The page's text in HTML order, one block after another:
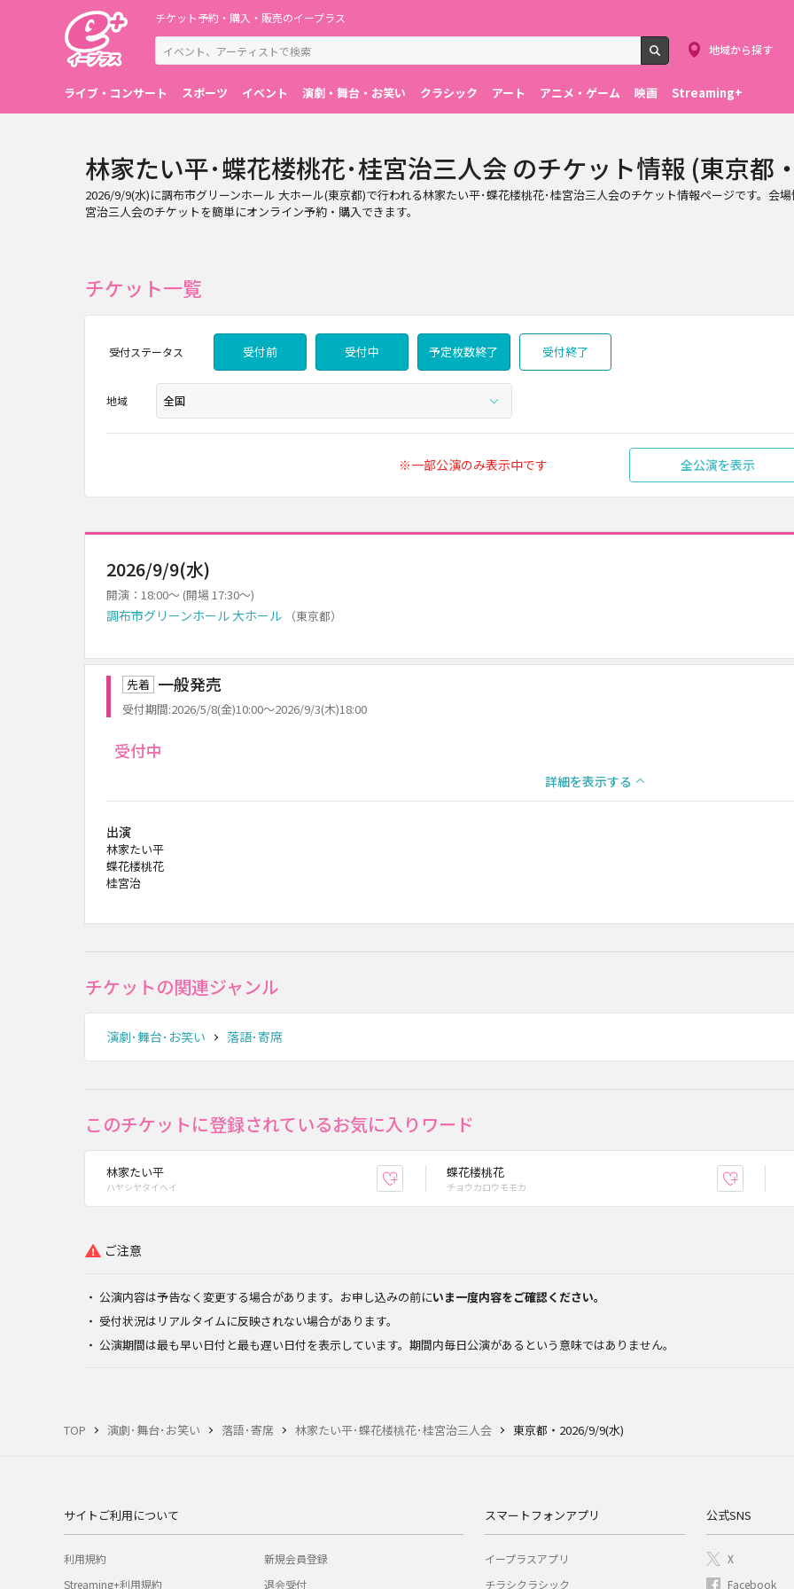
チケット予約・購入・販売のイープラス
検索
地域から探す
ライブ・コンサート スポーツ イベント 演劇・舞台・お笑い クラシック アート アニメ・ゲーム 映画 Streaming+
TOP 演劇･舞台･お笑い 落語･寄席 林家たい平･蝶花楼桃花･桂宮治三人会 東京都・2026/9/9(水)
林家たい平･蝶花楼桃花･桂宮治三人会 のチケット情報 (東京
2026/9/9(水)に調布市グリーンホール 大ホール(東京都)で行われる林家たい平･蝶花楼桃花･桂宮治三人会のチケット情報ページです。会
宮治三人会のチケットを簡単にオンライン予約・購入できます。
チケット一覧
受付ステータス 受付前 受付中 予定枚数終了 受付終了
地域
※一部公演のみ表示中です 全公演を表示
2026/9/9(水)
開演：18:00～ (開場 17:30～)
調布市グリーンホール 大ホール （東京都）
先着 一般発売
受付期間:2026/5/8(金)10:00～2026/9/3(木)18:00
受付中
詳細を表示する
出演
林家たい平
蝶花楼桃花
桂宮治
チケットの関連ジャンル
演劇･舞台･お笑い 落語･寄席
このチケットに登録されているお気に入りワード
林家たい平
ハヤシヤタイヘイ お気に入り登録
蝶花楼桃花
チョウカロウモモカ
ご注意
公演内容は予告なく変更する場合があります。お申し込みの前にいま一度内容をご確認ください。
受付状況はリアルタイムに反映されない場合があります。
公演期間は最も早い日付と最も遅い日付を表示しています。期間内毎日公演があるという意味ではありません。
サイトご利用について
利用規約
Streaming+利用規約
新規会員登録
退会受付
スマートフォンアプリ
イープラスアプリ
チラシクラシック
公式SNS
X
Facebook